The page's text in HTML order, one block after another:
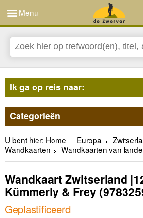
Menu
Ik ga op reis naar:
Categorieën
U bent hier: Home Europa
Wandkaarten
Wandkaarten van
Wandkaart Zwitserland
Kümmerly & Frey
Geplastificeerd